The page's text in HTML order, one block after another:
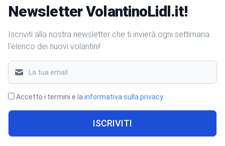
Newsletter VolantinoLidl.it!
Iscriviti alla nostra newsletter che ti invierà ogni settimana
l'elenco dei nuovi volantini!
Accetto i termini e la informativa sulla privacy.
ISCRIVITI